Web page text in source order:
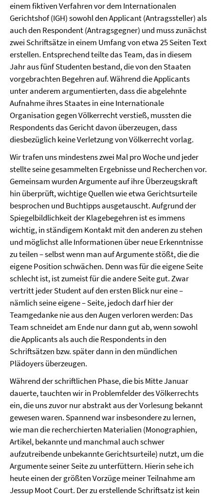
einem fiktiven Verfahren vor dem Internationalen
Gerichtshof (IGH) sowohl den Applicant (Antragssteller) als
auch den Respondent (Antragsgegner) und muss zunächst
zwei Schriftsätze in einem Umfang von etwa 25 Seiten Text
erstellen. Entsprechend teilte das Team, das in diesem
Jahr aus fünf Studenten bestand, die von den Staaten
vorgebrachten Begehren auf. Während die Applicants
unter anderem argumentierten, dass die abgelehnte
Aufnahme ihres Staates in eine Internationale
Organisation gegen Völkerrecht verstieß, mussten die
Respondents das Gericht davon überzeugen, dass
diesbezüglich keine Verletzung von Völkerrecht vorlag.
Wir trafen uns mindestens zwei Mal pro Woche und jeder
stellte seine gesammelten Ergebnisse und Recherchen vor.
Gemeinsam wurden Argumente auf ihre Überzeugskraft
hin überprüft, wichtige Quellen wie etwa Gerichtsurteile
besprochen und Buchtipps ausgetauscht. Aufgrund der
Spiegelbildlichkeit der Klagebegehren ist es immens
wichtig, in ständigem Kontakt mit den anderen zu stehen
und möglichst alle Informationen über neue Erkenntnisse
zu teilen – selbst wenn man auf Argumente stößt, die die
eigene Position schwächen. Denn was für die eigene Seite
schlecht ist, ist zumeist für die andere Seite gut. Zwar
vertritt jeder Student auf den ersten Blick nur eine –
nämlich seine eigene – Seite, jedoch darf hier der
Teamgedanke nie aus den Augen verloren werden: Das
Team schneidet am Ende nur dann gut ab, wenn sowohl
die Applicants als auch die Respondents in den
Schriftsätzen bzw. später dann in den mündlichen
Plädoyers überzeugen.
Während der schriftlichen Phase, die bis Mitte Januar
dauerte, tauchten wir in Problemfelder des Völkerrechts
ein, die uns zuvor nur abstrakt aus der Vorlesung bekannt
gewesen waren. Spannend war insbesondere zu lernen,
wie man die recherchierten Materialien (Monographien,
Artikel, bekannte und manchmal auch schwer
aufzutreibende unbekannte Gerichtsurteile) nutzt, um die
Argumente seiner Seite zu unterfüttern. Hierin sehe ich
heute einen der größten Vorzüge meiner Teilnahme am
Jessup Moot Court. Der zu erstellende Schriftsatz ist kein